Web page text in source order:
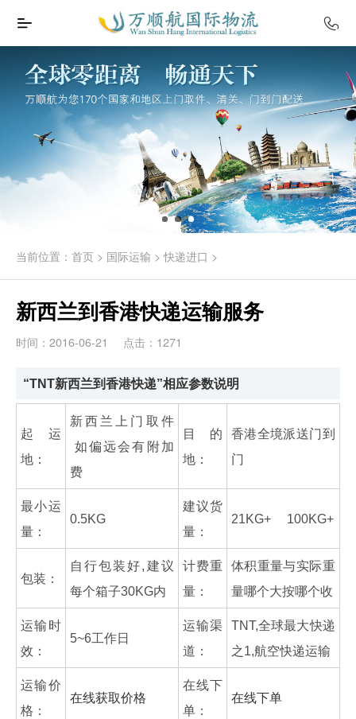
当前位置： 首页> 国际运输 >快递进口 >
新西兰到香港快递运输服务
时间：2016-06-21 点击：1271
“TNT新西兰到香港快递”相应参数说明
起运
地：
新西兰上门取件
如偏远会有附加
费
目的
地：
香港全境派送门到
门
最小运
量：
0.5KG
建议货
量：
21KG+ 100KG+
包装：
自行包装好,建议
每个箱子30KG内
计费重
量：
体积重量与实际重
量哪个大按哪个收
运输时
效：
5~6工作日
运输渠
道：
TNT,全球最大快递
之1,航空快递运输
运输价
格：
在线获取价格
在线下
单：
在线下单